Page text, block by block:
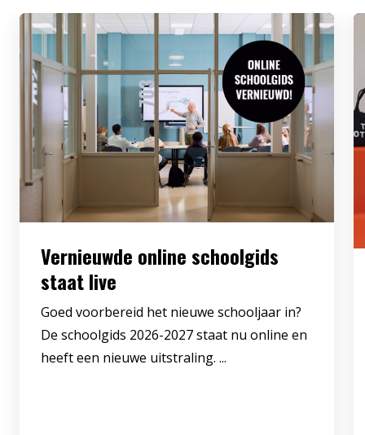
Vernieuwde online schoolgids
staat live
Goed voorbereid het nieuwe schooljaar in?
De schoolgids 2026-2027 staat nu online en
heeft een nieuwe uitstraling. ...